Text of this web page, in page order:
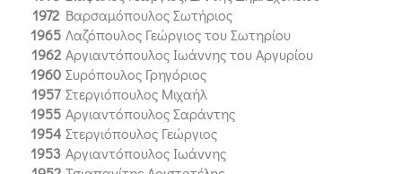
1972 Βαρσαμόπουλος Σωτήριος
1965 Λαζόπουλος Γεώργιος του Σωτηρίου
1962 Αργιαντόπουλος Ιωάννης του Αργυρίου
1960 Συρόπουλος Γρηγόριος
1957 Στεργιόπουλος Μιχαήλ
1955 Αργιαντόπουλος Σαράντης
1954 Στεργιόπουλος Γεώργιος
1953 Αργιαντόπουλος Ιωάννης